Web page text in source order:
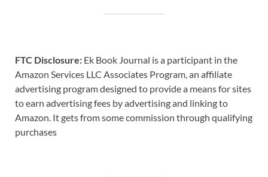
FTC Disclosure: Ek Book Journal is a participant in the
Amazon Services LLC Associates Program, an affiliate
advertising program designed to provide a means for sites
to earn advertising fees by advertising and linking to
Amazon. It gets from some commission through qualifying
purchases